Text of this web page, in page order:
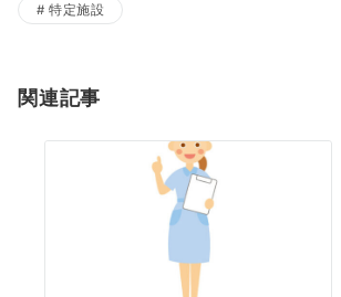
特定施設
関連記事